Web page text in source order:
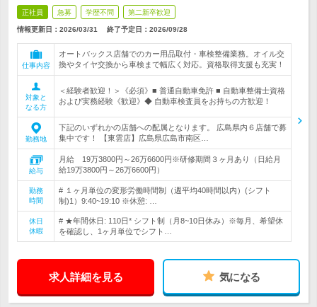
正社員 急募 学歴不問 第二新卒歓迎
情報更新日：2026/03/31 終了予定日： 2026/09/28
仕事内容
オートバックス店舗でのカー用品取付・車検整備業務。オイル交
換やタイヤ交換から車検まで幅広く対応。資格取得支援も充実！
対象と
なる方
＜経験者歓迎！＞《必須》■ 普通自動車免許 ■ 自動車整備士資格
および実務経験《歓迎》◆ 自動車検査員をお持ちの方歓迎！
勤務地
下記のいずれかの店舗への配属となります。 広島県内６店舗で募
集中です！ 【東雲店】広島県広島市南区…
給与
月給 19万3800円～26万6600円※研修期間３ヶ月あり（日給月
給19万3800円～26万6600円）
勤務
時間
# １ヶ月単位の変形労働時間制（週平均40時間以内）(シフト
制)1）9:40~19:10 ※休憩: …
休日
休暇
# ★年間休日: 110日* シフト制（月8~10日休み）※毎月、希望休
を確認し、1ヶ月単位でシフト…
求人詳細を見る 気になる